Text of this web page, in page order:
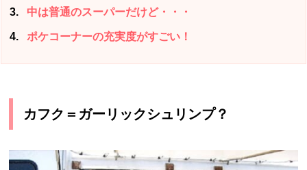
3 中は普通のスーパーだけど・・・
4 ポケコーナーの充実度がすごい！
カフク＝ガーリックシュリンプ？